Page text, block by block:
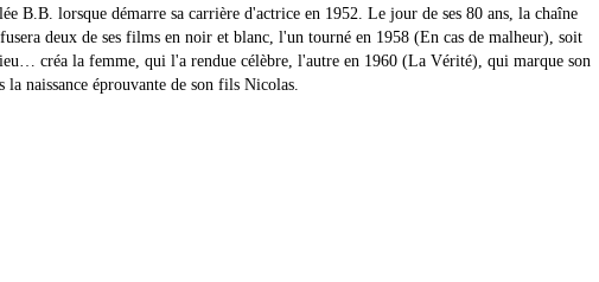
B.B. lorsque démarre sa carrière d'actrice en 1952. Le jour de ses 80 ans, la chaîne
deux de ses films en noir et blanc, l'un tourné en 1958 (En cas de malheur), soit
créa la femme, qui l'a rendue célèbre, l'autre en 1960 (La Vérité), qui marque son
la naissance éprouvante de son fils Nicolas.